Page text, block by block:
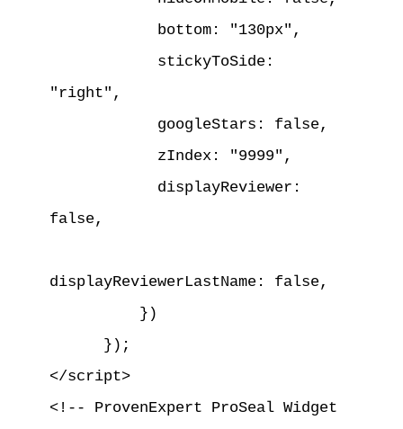
"right",
false,
displayReviewerLastName: false,
</script>
<!-- ProvenExpert ProSeal Widget